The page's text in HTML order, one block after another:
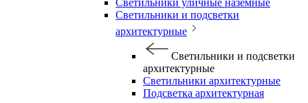
Светильники уличные наземные
Светильники и подсветки
архитектурные
Светильники и подсветки
архитектурные
Светильники архитектурные
Подсветка архитектурная